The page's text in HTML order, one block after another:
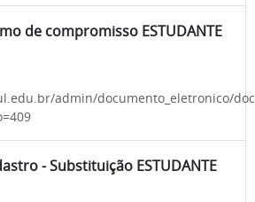
de compromisso ESTUDANTE
admin/documento_eletronico/
- Substituição ESTUDANTE